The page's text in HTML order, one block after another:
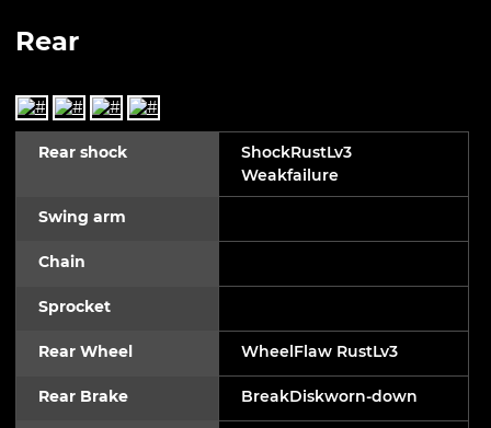
Rear
Rear shock
ShockRustLv3
Weakfailure
Swing arm
Chain
Sprocket
Rear Wheel WheelFlaw RustLv3
Rear Brake BreakDiskworn-down